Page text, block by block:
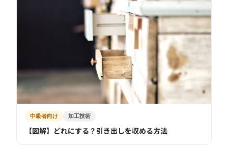
中級者向け 加工技術
【図解】どれにする？引き出しを収める方法